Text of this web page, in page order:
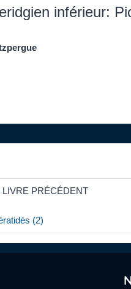
inférieur:
LIVRE PRÉCÉDENT
(2)